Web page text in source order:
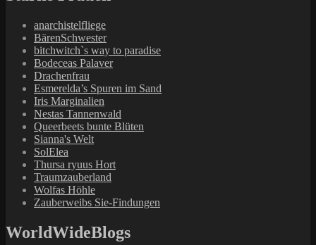
anarchistelfliege
BärenSchwester
bitchwitch`s way to paradise
Bodeceas Palaver
Drachenfrau
Esmerelda’s Spuren im Sand
Iris Marginalien
Nestas Tannenwald
Queerbeets bunte Blüten
Sianna's Welt
SolElea
Thursa ryuus Hort
Traumzauberland
Wolfas Höhle
Zauberweibs Sie-Findungen
WorldWideBlogs